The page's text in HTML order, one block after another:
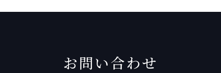
お問い合わせ